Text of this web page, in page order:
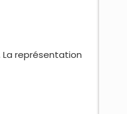
représentation